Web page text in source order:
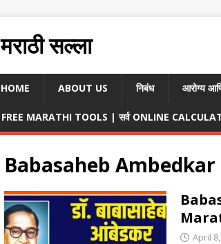
मराठी सल्ला
HOME ABOUT US निबंध आरोग्य
FREE MARATHI TOOLS | सर्व ONLINE
Babasaheb
April